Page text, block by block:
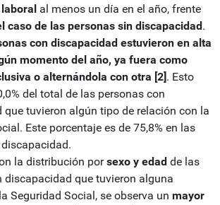
al menos un día en el año, frente
caso de las personas sin discapacidad .
con discapacidad estuvieron en alta
momento del año, ya fuera como
o alternándola con otra [2]. Esto
del total de las personas con
que tuvieron algún tipo de relación con la
Este porcentaje es de 75,8% en las
la distribución porsexo y edad de las
discapacidad que tuvieron alguna
Seguridad Social, se observa un mayor